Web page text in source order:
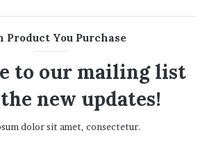
Product You Purchase
to our mailing list
new updates!
dolor sit amet, consectetur.